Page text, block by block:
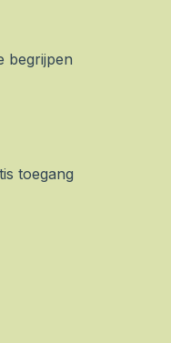
begrijpen
toegang